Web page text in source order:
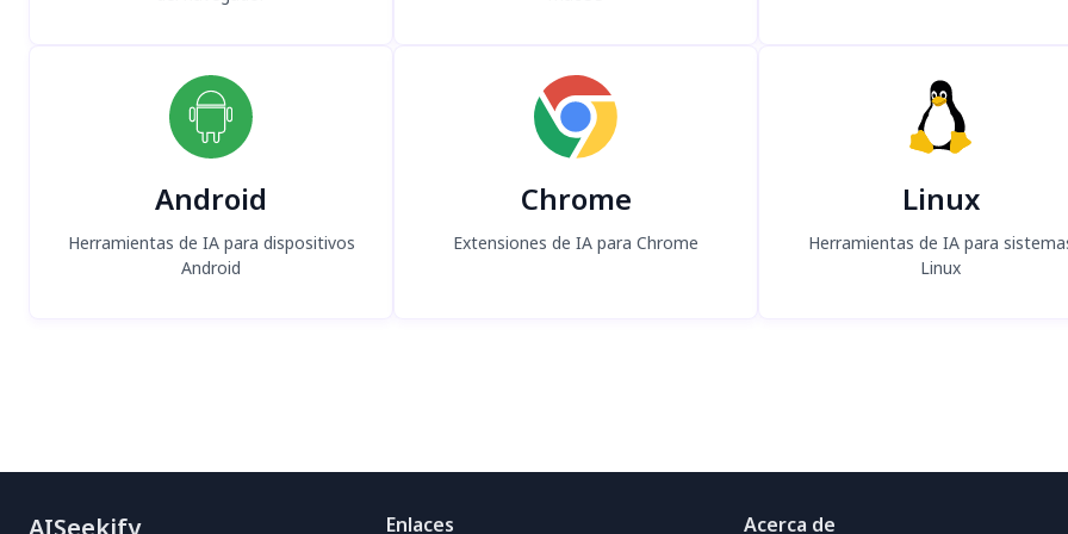
Android
Herramientas de IA para dispositivos
Android
Chrome
Extensiones de IA para Chrome
Linux
Herramientas de IA para
Linux
AISeekify Enlaces Acerca de